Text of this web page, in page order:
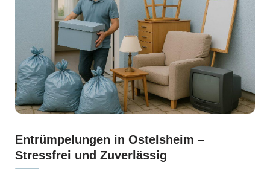
Entrümpelungen in Ostelsheim –
Stressfrei und Zuverlässig